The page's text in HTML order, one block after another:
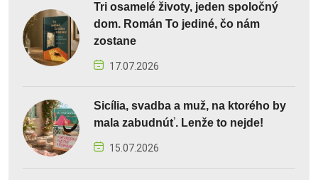
Tri osamelé životy, jeden spoločný
dom. Román To jediné, čo nám
zostane
17.07.2026
Sicília, svadba a muž, na ktorého by
mala zabudnúť. Lenže to nejde!
15.07.2026